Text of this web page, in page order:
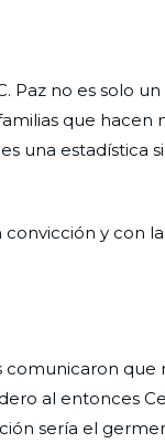
no es solo
que
una estadística
y con
comunicaron
al entonces
sería el